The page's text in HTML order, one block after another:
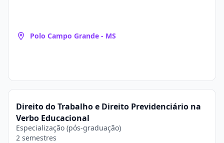
Polo Campo Grande - MS
Direito do Trabalho e Direito Previdenciário na
Verbo Educacional
Especialização (pós-graduação)
2 semestres